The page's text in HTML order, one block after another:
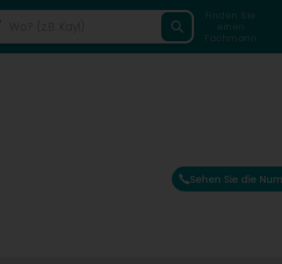
Finden Sie
einen
Fachmann
Sehen Sie die